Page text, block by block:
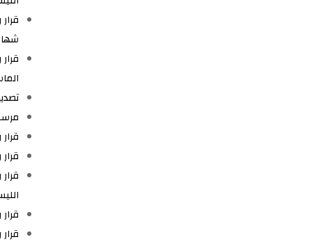
تصديق
مرسوم رقم 306-13 مؤرخ في 31
قرار رقم 362 مؤرخ في 09 جوان
قرار رقم 363 مؤرخ في 09 جوان 2014
قرار رقم 371 مؤرخ في 11 جوان 2014 يتضمن إحداث
قرار رقم 19 مؤرخ في 21